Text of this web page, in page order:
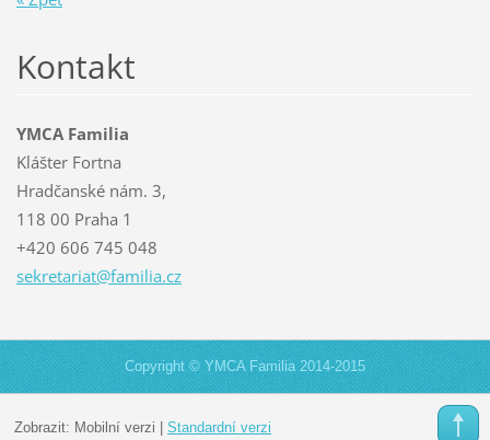
Kontakt
YMCA Familia
Klášter Fortna
Hradčanské nám. 3,
118 00 Praha 1
+420 606 745 048
sekretariat@familia.cz
Copyright © YMCA Familia 2014-2015
Zobrazit: Mobilní verzi | Standardní verzi